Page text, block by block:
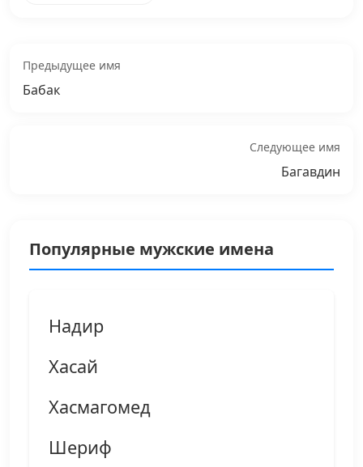
Предыдущее имя
Бабак
Следующее имя
Багавдин
Популярные мужские имена
Надир
Хасай
Хасмагомед
Шериф